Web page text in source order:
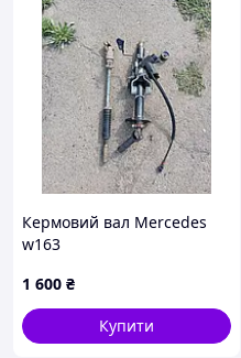
Кермовий вал Mercedes
w163
1 600 ₴
Купити